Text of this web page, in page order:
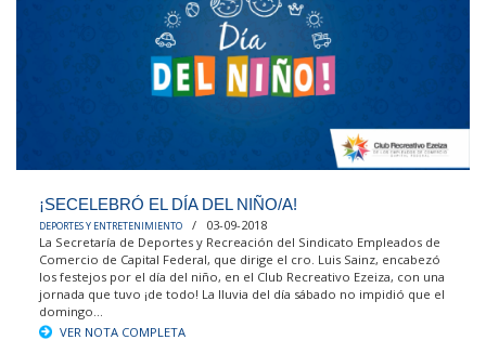
¡SECELEBRÓ EL DÍA DEL NIÑO/A!
DEPORTES Y ENTRETENIMIENTO / 03-09-2018
La Secretaría de Deportes y Recreación del Sindicato Empleados de
Comercio de Capital Federal, que dirige el cro. Luis Sainz, encabezó
los festejos por el día del niño, en el Club Recreativo Ezeiza, con una
jornada que tuvo ¡de todo! La lluvia del día sábado no impidió que el
domingo...
VER NOTA COMPLETA